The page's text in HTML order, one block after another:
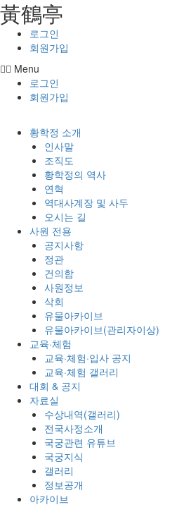
콘텐츠로
건너뛰기
⿈鶴亭
로그인
회원가입
Menu
로그인
회원가입
황학정 소개
인사말
조직도
황학정의 역사
연혁
역대사계장 및 사두
오시는 길
사원 전용
공지사항
정관
건의함
사원정보
삭회
유물아카이브
유물아카이브(관리자이상)
교육·체험
교육·체험·입사 공지
교육·체험 갤러리
대회 & 공지
자료실
수상내역(갤러리)
전국사정소개
국궁관련 유튜브
국궁지식
갤러리
정보공개
아카이브